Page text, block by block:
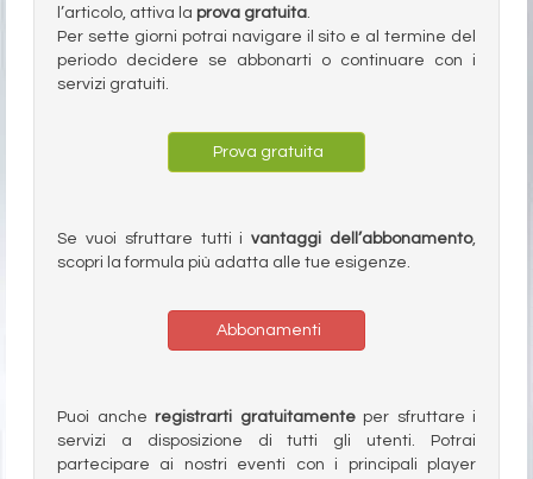
l’articolo, attiva la prova gratuita.
Per sette giorni potrai navigare il sito e al termine del
periodo decidere se abbonarti o continuare con i
servizi gratuiti.
Prova gratuita
Se vuoi sfruttare tutti ivantaggi dell’abbonamento,
scopri la formula più adatta alle tue esigenze.
Abbonamenti
Puoi anche registrarti gratuitamenteper sfruttare i
servizi a disposizione di tutti gli utenti. Potrai
partecipare ai nostri eventi con i principali player